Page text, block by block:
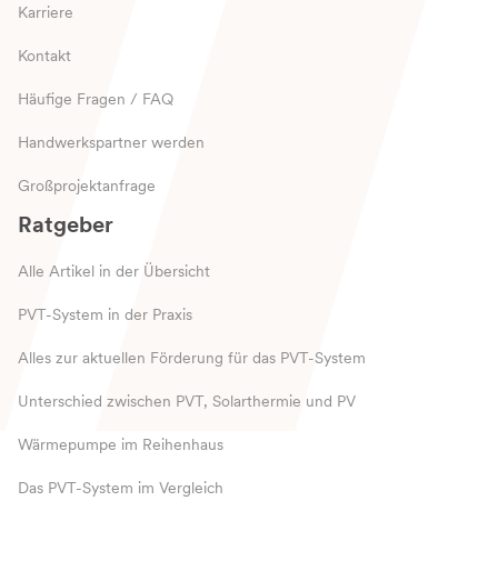
Karriere
Kontakt
Häufige Fragen / FAQ
Handwerkspartner werden
Großprojektanfrage
Ratgeber
Alle Artikel in der Übersicht
PVT-System in der Praxis
Alles zur aktuellen Förderung für das PVT-System
Unterschied zwischen PVT, Solarthermie und PV
Wärmepumpe im Reihenhaus
Das PVT-System im Vergleich